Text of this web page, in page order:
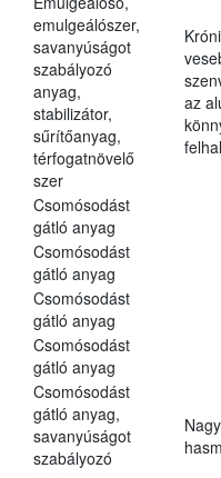
emulgeálószer,
savanyúságot
szabályozó
anyag,
stabilizátor,
sűrítőanyag,
térfogatnövelő
szer
az
Csomósodást
gátló anyag
Csomósodást
gátló anyag
Csomósodást
gátló anyag
Csomósodást
gátló anyag
Csomósodást
gátló anyag,
savanyúságot
szabályozó